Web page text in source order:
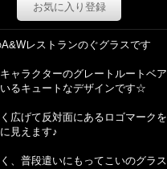
お気に入り登録
レストランのぐグラスです
ャラクターのグレートルートベ
るキュートなデザインです☆
広げて反対面にあるロゴマーク
見えます♪
、普段遣いにもってこいのグラ